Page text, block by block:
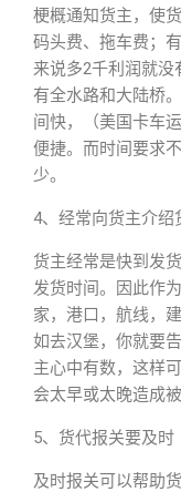
梗概通知货主，使
码头费、拖车费；
来说多2千利润就
有全水路和大陆桥
间快，（美国卡车
便捷。而时间要求
少。
4、经常向货主介绍
货主经常是快到发
发货时间。因此作
家，港口，航线，
如去汉堡，你就要
主心中有数，这样
会太早或太晚造成被
5、货代报关要及时
及时报关可以帮助